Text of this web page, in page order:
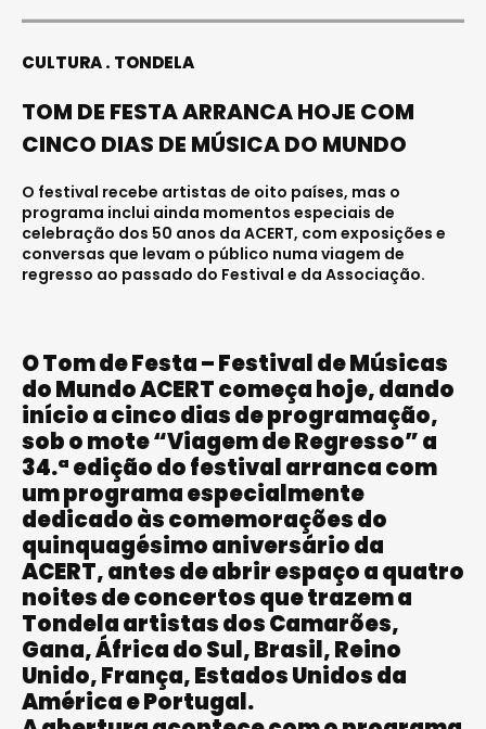
CULTURA TONDELA
TOM DE FESTA ARRANCA HOJE COM
CINCO DIAS DE MÚSICA DO MUNDO
O festival recebe artistas de oito países, mas o
programa inclui ainda momentos especiais de
celebração dos 50 anos da ACERT, com exposições e
conversas que levam o público numa viagem de
regresso ao passado do Festival e da Associação.
O Tom de Festa – Festival de Músicas
do Mundo ACERT começa hoje, dando
início a cinco dias de programação,
sob o mote “Viagem de Regresso” a
34.ª edição do festival arranca com
um programa especialmente
dedicado às comemorações do
quinquagésimo aniversário da
ACERT, antes de abrir espaço a quatro
noites de concertos que trazem a
Tondela artistas dos Camarões,
Gana, África do Sul, Brasil, Reino
Unido, França, Estados Unidos da
América e Portugal.